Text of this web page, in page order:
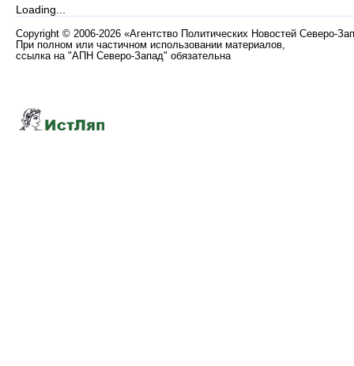
Loading...
Copyright © 2006-2026 «Агентство Политических Новостей Северо-
При полном или частичном использовании материалов,
ссылка на "АПН Северо-Запад" обязательна